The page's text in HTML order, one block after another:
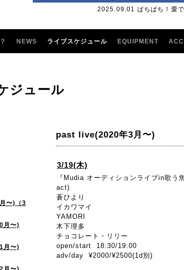
2025.09.01 ぱちぱち！愛で
NEWS ライブスケジュール EQUIPMENT
〜)（3
月〜)
月〜)
ジュール
past live(2020年3月〜)
3/19(木)
『Mudia オーディションライブin歌
act)
蒼ひより
イカワマイ
YAMORI
木下理多
チョコレート・リリー
open/start 18:30/19:00
adv/day ¥2000/¥2500(1d別)